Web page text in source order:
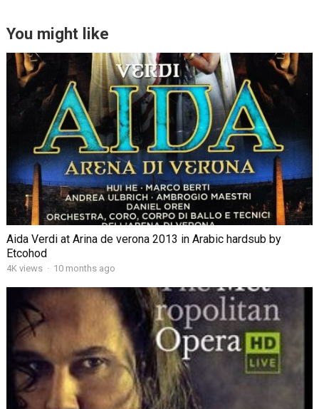
You might like
Aida Verdi at Arina de verona 2013 in Arabic hardsub by
Etcohod
4K views · 10 months ago